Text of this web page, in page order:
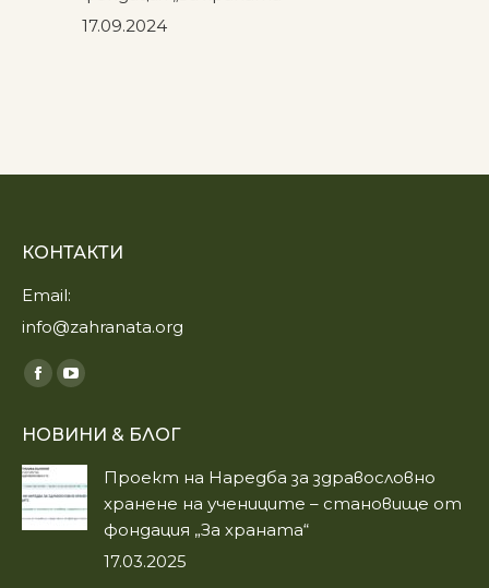
17.09.2024
КОНТАКТИ
Email:
info@zahranata.org
Find us on:
Facebook
opens
in
new
window
YouTube
opens
in
new
window
НОВИНИ & БЛОГ
Проект на Наредба за здравословно
хранене на учениците – становище от
фондация „За храната“
17.03.2025